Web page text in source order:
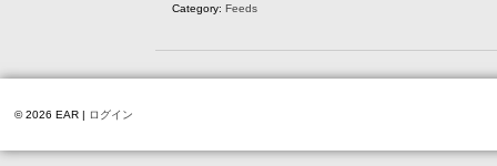
Category: Feeds
© 2026 EAR | ログイン